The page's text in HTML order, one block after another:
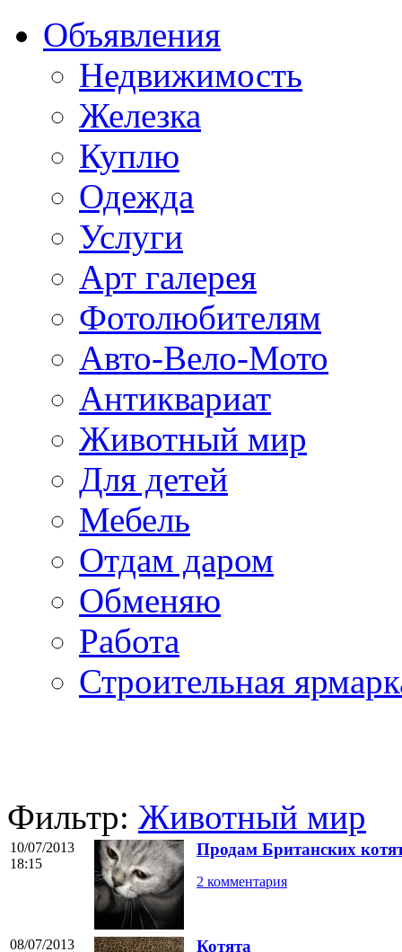
Объявления
Недвижимость
Железка
Куплю
Одежда
Услуги
Арт галерея
Фотолюбителям
Авто-Вело-Мото
Антиквариат
Животный мир
Для детей
Мебель
Отдам даром
Обменяю
Работа
Строительная
Фильтр: Животный мир
10/07/2013
18:15
Продам Британских
2 комментария
08/07/2013
Котята